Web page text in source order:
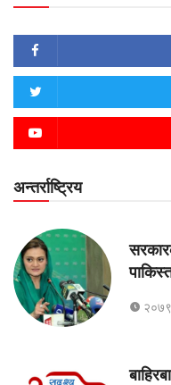
अन्तर्राष्ट्रिय